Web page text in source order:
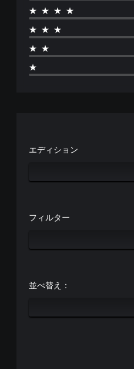
★★★★
★★★
★★
★
エディション
フィルター
並べ替え：